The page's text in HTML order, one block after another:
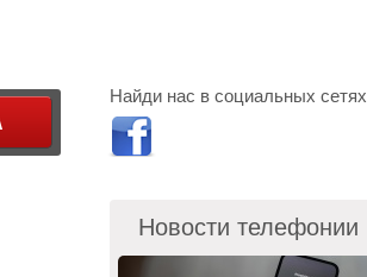
Найди нас в социальных сетях
Новости телефонии